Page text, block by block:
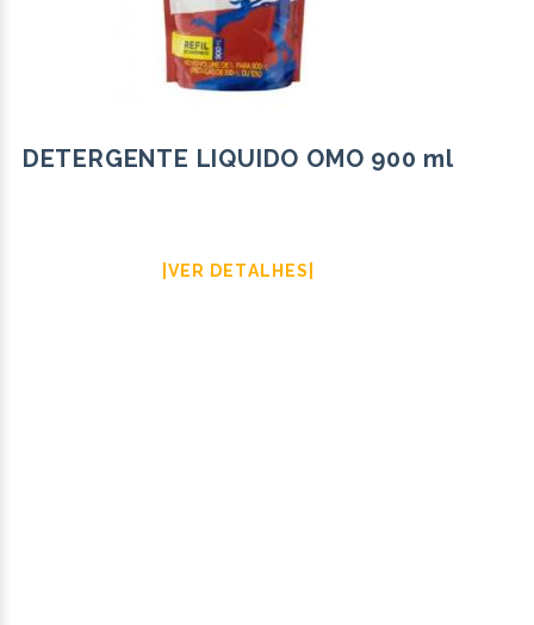
DETERGENTE LIQUIDO OMO 900 ml
|VER DETALHES|